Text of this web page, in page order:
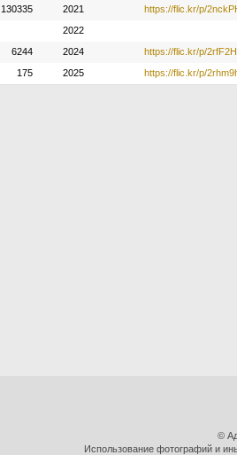
130335 2021 https://flic.kr/p/
2022
6244 2024 https://flic.kr/p/
175 2025 https://flic.kr/p/
©
Использование фотографий и